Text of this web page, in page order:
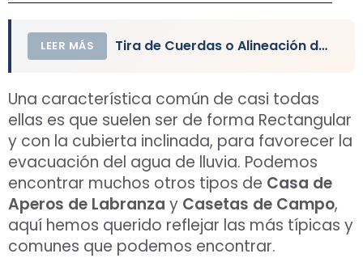
LEER MÁS Tira de Cuerdas o Alineación de Edificio o Construcción
Una característica común de casi todas
ellas es que suelen ser de forma Rectangular
y con la cubierta inclinada, para favorecer la
evacuación del agua de lluvia. Podemos
encontrar muchos otros tipos de Casa de
Aperos de Labranza y Casetas de Campo,
aquí hemos querido reflejar las más típicas y
comunes que podemos encontrar.
Aceptar Política Privacidad*
Solicitar Asesoramiento